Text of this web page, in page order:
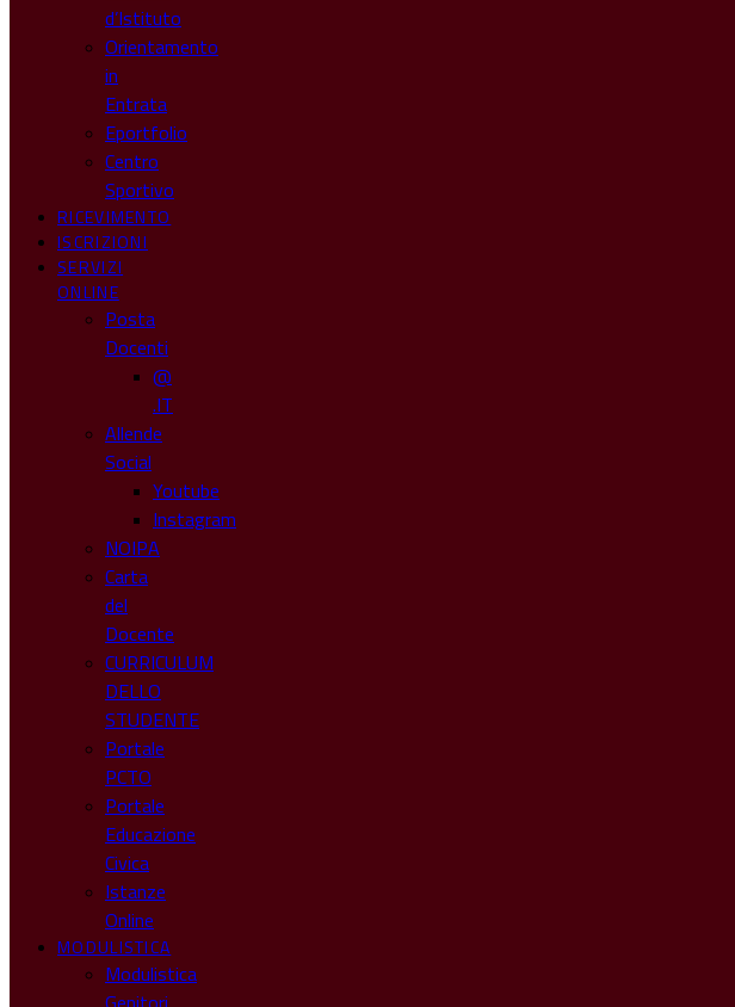
d’Istituto
Orientamento
in
Entrata
Eportfolio
Centro
Sportivo
RICEVIMENTO
ISCRIZIONI
SERVIZI
ONLINE
Posta
Docenti
@
.IT
Allende
Social
Youtube
Instagram
NOIPA
Carta
del
Docente
CURRICULUM
DELLO
STUDENTE
Portale
PCTO
Portale
Educazione
Civica
Istanze
Online
MODULISTICA
Modulistica